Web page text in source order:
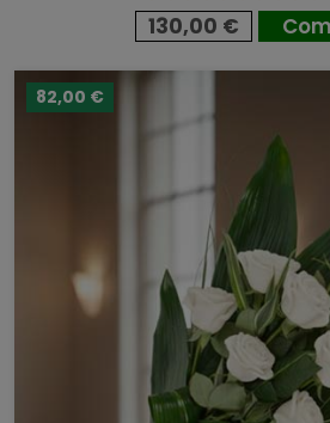
130,00 €
82,00 €